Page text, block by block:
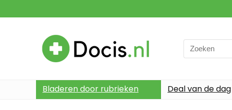
Search
for:
Bladeren door rubrieken Deal van de dag